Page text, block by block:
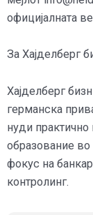
официјалната
За Хајделберг
Хајделберг
германска
нуди
образование во
фокус на
контролинг.